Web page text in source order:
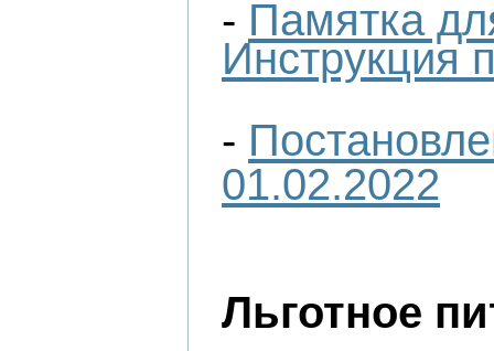
- Памятка
Инструкция
-
01.02.2022
Льготное